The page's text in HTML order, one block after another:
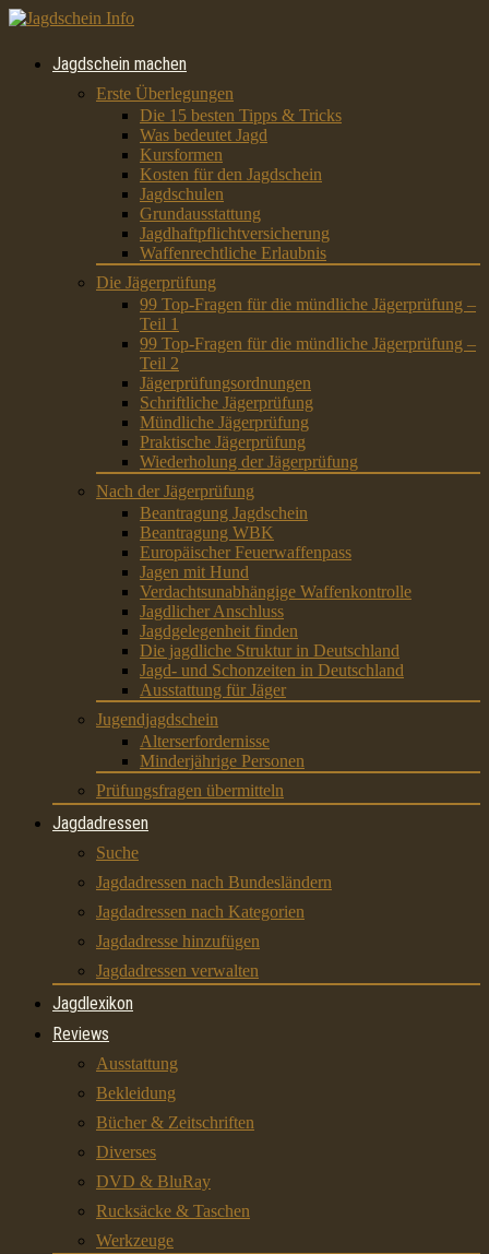
Jagdschein machen
Erste Überlegungen
Die 15 besten Tipps & Tricks
Was bedeutet Jagd
Kursformen
Kosten für den Jagdschein
Jagdschulen
Grundausstattung
Jagdhaftpflichtversicherung
Waffenrechtliche Erlaubnis
Die Jägerprüfung
99 Top-Fragen für die mündliche Jägerprüfung –
Teil 1
99 Top-Fragen für die mündliche Jägerprüfung –
Teil 2
Jägerprüfungsordnungen
Schriftliche Jägerprüfung
Mündliche Jägerprüfung
Praktische Jägerprüfung
Wiederholung der Jägerprüfung
Nach der Jägerprüfung
Beantragung Jagdschein
Beantragung WBK
Europäischer Feuerwaffenpass
Jagen mit Hund
Verdachtsunabhängige Waffenkontrolle
Jagdlicher Anschluss
Jagdgelegenheit finden
Die jagdliche Struktur in Deutschland
Jagd- und Schonzeiten in Deutschland
Ausstattung für Jäger
Jugendjagdschein
Alterserfordernisse
Minderjährige Personen
Prüfungsfragen übermitteln
Jagdadressen
Suche
Jagdadressen nach Bundesländern
Jagdadressen nach Kategorien
Jagdadresse hinzufügen
Jagdadressen verwalten
Jagdlexikon
Reviews
Ausstattung
Bekleidung
Bücher & Zeitschriften
Diverses
DVD & BluRay
Rucksäcke & Taschen
Werkzeuge